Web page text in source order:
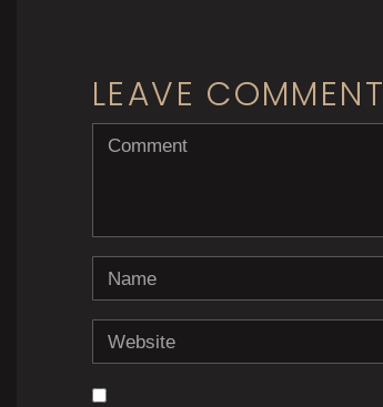
LEAVE COMMENT
<b>Comment</b>
Name
Website